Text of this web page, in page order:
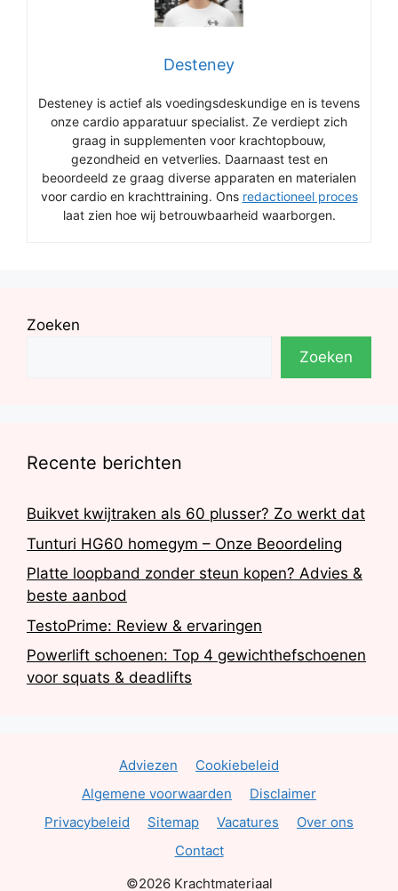
Desteney
Desteney is actief als voedingsdeskundige en is tevens
onze cardio apparatuur specialist. Ze verdiept zich
graag in supplementen voor krachtopbouw,
gezondheid en vetverlies. Daarnaast test en
beoordeeld ze graag diverse apparaten en materialen
voor cardio en krachttraining. Ons redactioneel proces
laat zien hoe wij betrouwbaarheid waarborgen.
Zoeken
Zoeken
Recente berichten
Buikvet kwijtraken als 60 plusser? Zo werkt dat
Tunturi HG60 homegym – Onze Beoordeling
Platte loopband zonder steun kopen? Advies &
beste aanbod
TestoPrime: Review & ervaringen
Powerlift schoenen: Top 4 gewichthefschoenen
voor squats & deadlifts
Adviezen
Cookiebeleid
Algemene voorwaarden
Disclaimer
Privacybeleid
Sitemap Vacatures
Over ons
Contact
©2026 Krachtmateriaal